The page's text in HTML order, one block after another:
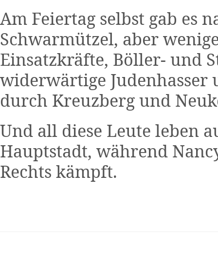
Am Feiertag selbst gab es
Schwarmützel, aber
Einsatzkräfte, Böller- und
widerwärtige Judenhasser
durch Kreuzberg und
Und all diese Leute leben
Hauptstadt, während
Rechts kämpft.